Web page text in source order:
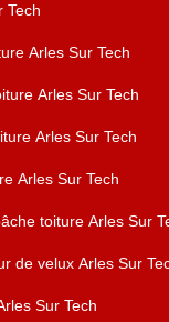
Tech
Arles Sur Tech
Arles Sur Tech
Arles Sur Tech
Arles Sur Tech
toiture Arles Sur
de velux Arles Sur
Sur Tech